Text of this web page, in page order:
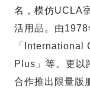
名，模仿UCLA
活用品。由1978
「International
Plus」等。更以
合作推出限量版